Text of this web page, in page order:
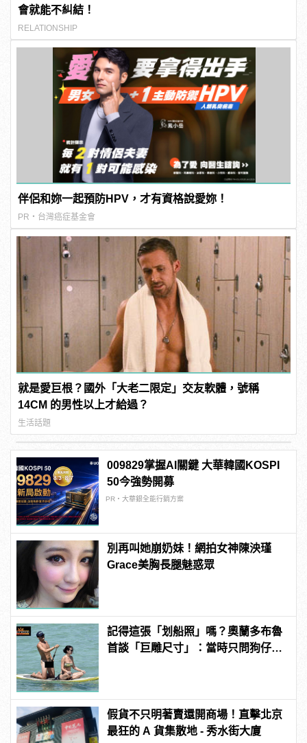
會就能不糾結！
RELATIONSHIP
伴侶和妳一起預防HPV，才有資格說愛妳！
PR・台灣癌症基金會
就是愛巨根？國外「大老二限定」交友軟體，號稱
14CM 的男性以上才給過？
生活話題
009829掌握AI關鍵 大華韓國KOSPI
50今強勢開募
PR・大華銀全能行銷方案
別再叫她崩奶妹！網拍女神陳泱瑾
Grace美胸長腿魅惑眾
記得這張「划船照」嗎？奧蘭多布魯
首談「巨雕尺寸」：當時只問狗仔，
假貨不只明著賣還開商場！直擊北京
最狂的 A 貨集散地 - 秀水街大廈